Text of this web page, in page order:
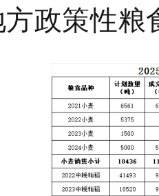
方政策性